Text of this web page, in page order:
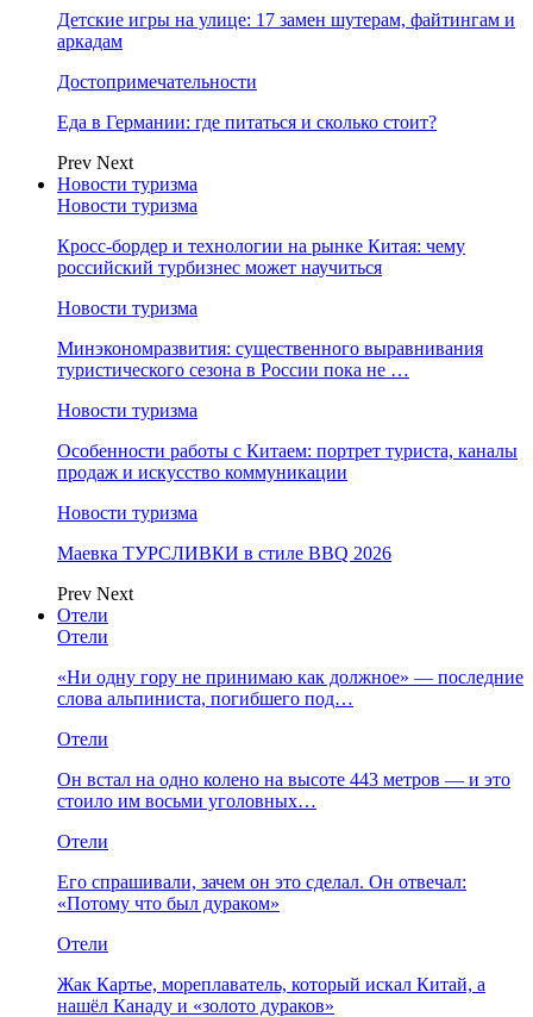
Детские игры на улице: 17 замен шутерам, файтингам и
аркадам
Достопримечательности
Еда в Германии: где питаться и сколько стоит?
Prev Next
Новости туризма
Новости туризма
Кросс-бордер и технологии на рынке Китая: чему
российский турбизнес может научиться
Новости туризма
Минэкономразвития: существенного выравнивания
туристического сезона в России пока не …
Новости туризма
Особенности работы с Китаем: портрет туриста, каналы
продаж и искусство коммуникации
Новости туризма
Маевка ТУРСЛИВКИ в стиле BBQ 2026
Prev Next
Отели
Отели
«Ни одну гору не принимаю как должное» — последние
слова альпиниста, погибшего под…
Отели
Он встал на одно колено на высоте 443 метров — и это
стоило им восьми уголовных…
Отели
Его спрашивали, зачем он это сделал. Он отвечал:
«Потому что был дураком»
Отели
Жак Картье, мореплаватель, который искал Китай, а
нашёл Канаду и «золото дураков»